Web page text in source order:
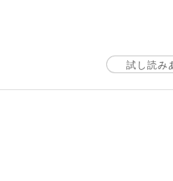
試し読み